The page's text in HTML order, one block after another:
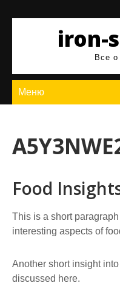
содержимомуiron-
Все о
Меню
Food
This is a short
interesting aspects of
Another short insight
discussed here.